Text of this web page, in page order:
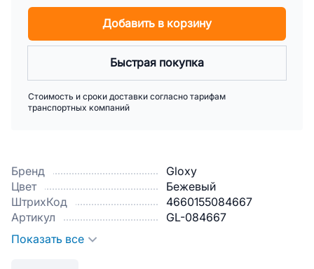
Бренд
Gloxy
Цвет
Бежевый
ШтрихКод
4660155084667
Артикул
GL-084667
Показать все
Добавить в корзину
Быстрая покупка
Стоимость и сроки доставки согласно тарифам
транспортных компаний